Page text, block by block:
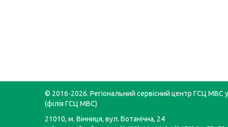
© 2016-2026. Регіональний сервісний центр ГСЦ МВС у
(філія ГСЦ МВС)
21010, м. Вінниця, вул. Ботанічна, 24